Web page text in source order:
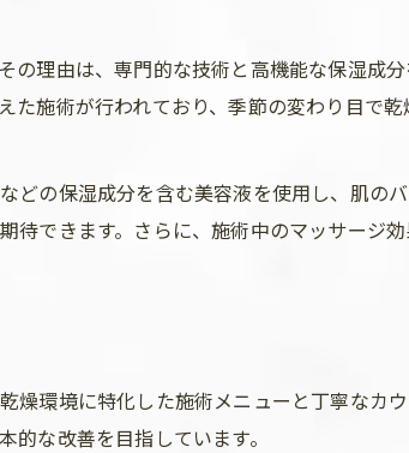
理由は、専門的な技術と高機能な保湿成
施術が行われており、季節の変わり目で
の保湿成分を含む美容液を使用し、肌の
できます。さらに、施術中のマッサージ
環境に特化した施術メニューと丁寧なカ
な改善を目指しています。